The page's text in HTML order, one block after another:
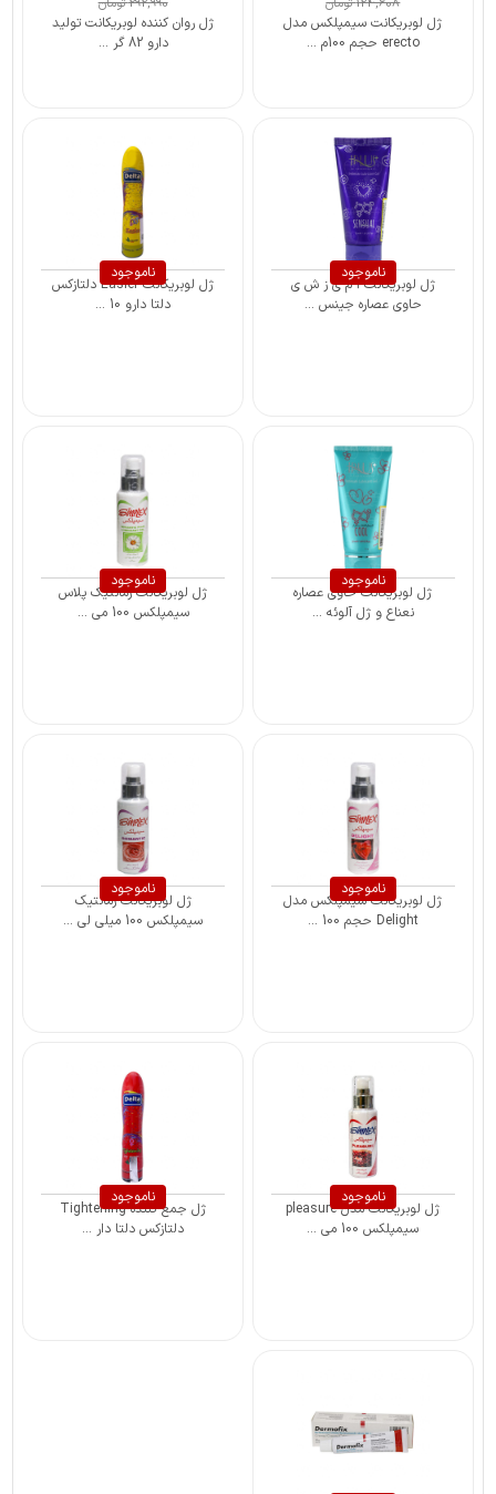
ژل لوبریکانت سیمپلکس مدل
erecto حجم 100م ...
124,608تومان
ژل روان کننده لوبریکانت تولید
دارو 82 گر ...
292,990تومان
ناموجود
ژل لوبریکانت آ م ی ز ش ی
حاوی عصاره جینس ...
ناموجود
ژل لوبریکانت Easier دلتازکس
دلتا دارو 10 ...
ناموجود
ژل لوبریکانت حاوی عصاره
نعناع و ژل آلوئه ...
ناموجود
ژل لوبریکانت رمانتیک پلاس
سیمپلکس 100 می ...
ناموجود
ژل لوبریکانت سیمپلکس مدل
Delight حجم 100 ...
ناموجود
ژل لوبریکانت رمانتیک
سیمپلکس 100 میلی لی ...
ناموجود
ژل لوبریکانت مدل pleasure
سیمپلکس 100 می ...
ناموجود
ژل جمع کننده Tightening
دلتازکس دلتا دار ...